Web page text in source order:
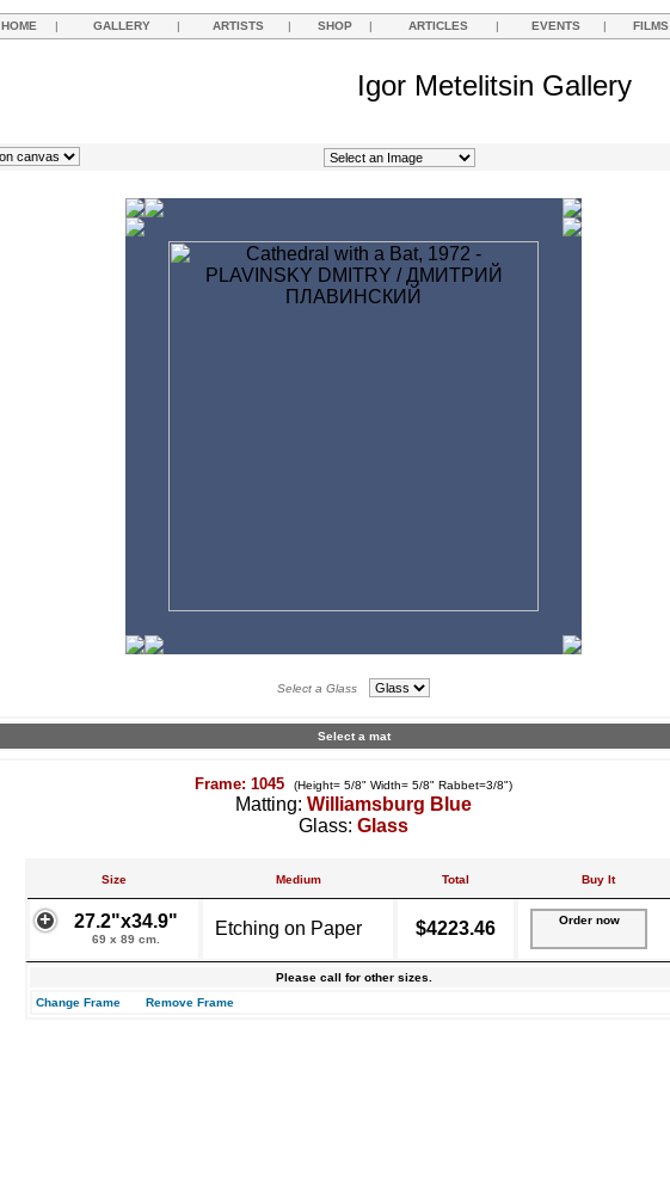
HOME | GALLERY | ARTISTS | SHOP | ARTICLES | EVENTS | FILMS
Igor Metelitsin Gallery
Select a Glass
Select a mat
Frame: 1045 (Height= 5/8" Width= 5/8" Rabbet=3/8")
Matting: Williamsburg Blue
Glass: Glass
Size Medium Total Buy It
27.2"x34.9"
69 x 89 cm.
Etching on Paper $4223.46 Order now
Please call for other sizes.
Change Frame
Remove Frame